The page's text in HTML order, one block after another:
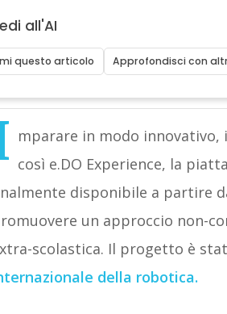
all'AI
questo articolo Approfondisci con
mparare in modo
così e.DO Experience, la
disponibile a partire
un approccio non-
scolastica. Il progetto è
della robotica.